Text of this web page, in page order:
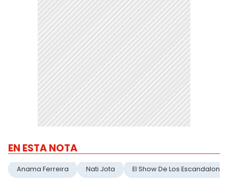
EN ESTA NOTA
Anama Ferreira Nati Jota El Show De Los Escandalones